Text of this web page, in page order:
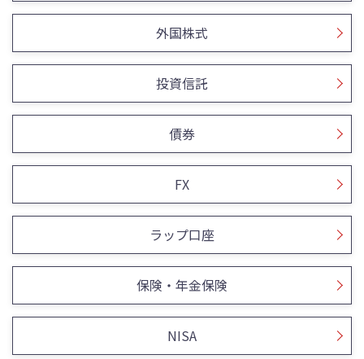
外国株式
投資信託
債券
FX
ラップ口座
保険・年金保険
NISA